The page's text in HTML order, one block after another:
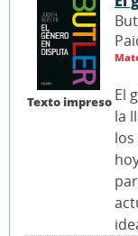
Texto impreso El
la